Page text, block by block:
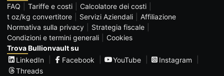
FAQ
Tariffe e costi
Calcolatore dei costi
t oz/kg convertitore
Servizi Aziendali
Affiliazione
Normativa sulla privacy
Strategia fiscale
Condizioni e termini generali
Cookies
Trova Bullionvault su
LinkedIn
Facebook YouTube
Instagram
Threads